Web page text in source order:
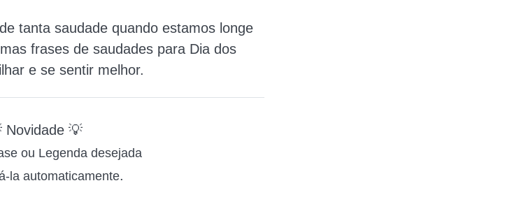
tanta saudade quando estamos longe
frases de saudades para Dia dos
e se sentir melhor.
Novidade 💡
ou Legenda desejada
la automaticamente.